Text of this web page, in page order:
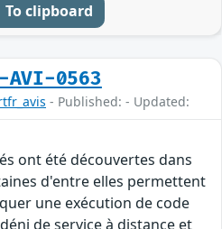
To clipboard
AVI-0563
- Published: - Updated:
ont été découvertes dans
d'entre elles permettent
une exécution de code
de service à distance et